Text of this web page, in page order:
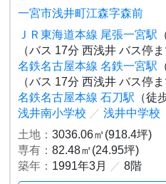
一宮市浅井町江森字森前
ＪＲ東海道本線 尾張一宮駅
（バス 17分 西浅井 バス停
名鉄名古屋本線 名鉄一宮駅
（バス 17分 西浅井 バス停
名鉄名古屋本線 石刀駅 （徒
浅井南小学校 ／ 浅井中学校
土地：3036.06㎡(918.4坪)
専有：82.48㎡(24.95坪)
築年： 1991年3月 ／ 8階